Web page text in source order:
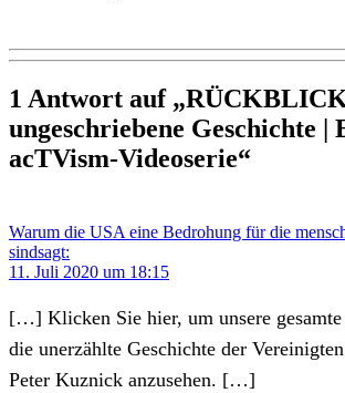
1 Antwort auf
ungeschriebene Geschichte |
acTVism-Videoserie“
Warum die USA eine Bedrohung für die
sindsagt:
11. Juli 2020 um 18:15
[…] Klicken Sie hier, um unsere
die unerzählte Geschichte der
Peter Kuznick anzusehen. […]